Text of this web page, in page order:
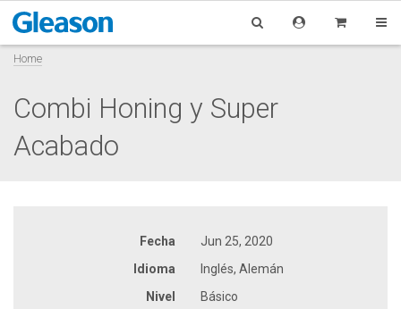
Home
Combi Honing y Super
Acabado
Fecha
Jun 25, 2020
Idioma
Inglés, Alemán
Nivel
Básico